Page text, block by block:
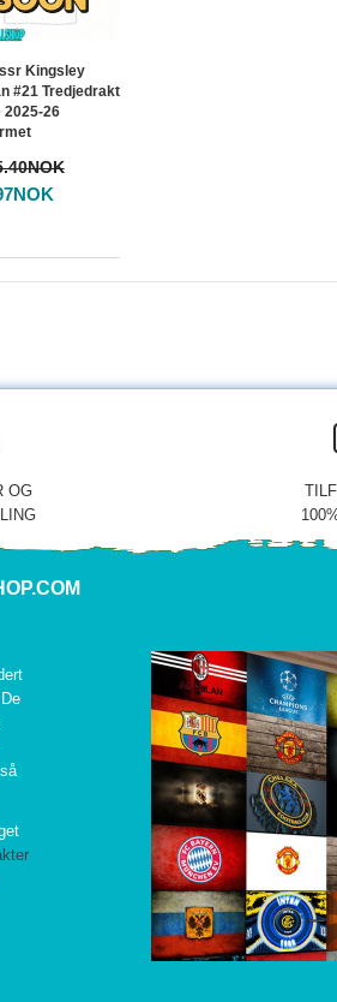
Kingsley
#21 Tredjedrakt
2025-26
OG